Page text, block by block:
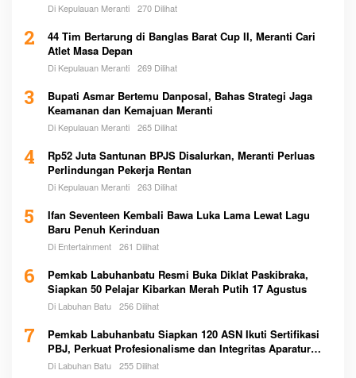
Di Kepulauan Meranti 270 Dilihat
2
44 Tim Bertarung di Banglas Barat Cup II, Meranti Cari
Atlet Masa Depan
Di Kepulauan Meranti 269 Dilihat
3
Bupati Asmar Bertemu Danposal, Bahas Strategi Jaga
Keamanan dan Kemajuan Meranti
Di Kepulauan Meranti 265 Dilihat
4
Rp52 Juta Santunan BPJS Disalurkan, Meranti Perluas
Perlindungan Pekerja Rentan
Di Kepulauan Meranti 263 Dilihat
5
Ifan Seventeen Kembali Bawa Luka Lama Lewat Lagu
Baru Penuh Kerinduan
Di Entertainment 261 Dilihat
6
Pemkab Labuhanbatu Resmi Buka Diklat Paskibraka,
Siapkan 50 Pelajar Kibarkan Merah Putih 17 Agustus
Di Labuhan Batu 256 Dilihat
7
Pemkab Labuhanbatu Siapkan 120 ASN Ikuti Sertifikasi
PBJ, Perkuat Profesionalisme dan Integritas Aparatur
Pemerintah
Di Labuhan Batu 255 Dilihat